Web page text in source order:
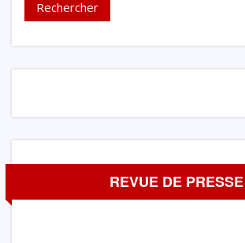
REVUE DE PRESSE